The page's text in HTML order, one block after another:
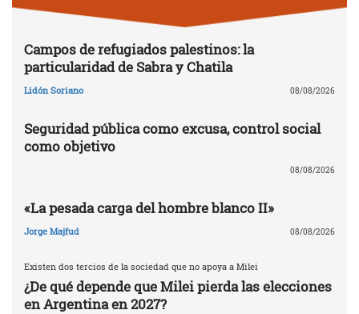
Campos de refugiados palestinos: la
particularidad de Sabra y Chatila
Lidón Soriano 08/08/2026
Seguridad pública como excusa, control social
como objetivo
08/08/2026
«La pesada carga del hombre blanco II»
Jorge Majfud 08/08/2026
Existen dos tercios de la sociedad que no apoya a Milei
¿De qué depende que Milei pierda las elecciones
en Argentina en 2027?